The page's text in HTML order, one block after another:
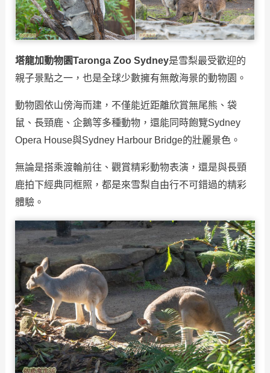
塔龍加動物園Taronga Zoo Sydney是雪梨最受歡迎的
親子景點之一，也是全球少數擁有無敵海景的動物園。
動物園依山傍海而建，不僅能近距離欣賞無尾熊、袋
鼠、長頸鹿、企鵝等多種動物，還能同時飽覽Sydney
Opera House與Sydney Harbour Bridge的壯麗景色。
無論是搭乘渡輪前往、觀賞精彩動物表演，還是與長頸
鹿拍下經典同框照，都是來雪梨自由行不可錯過的精彩
體驗。